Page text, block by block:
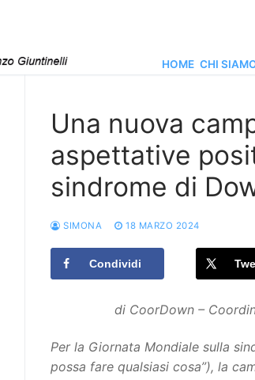
HOME CHI
Una nuova
aspettative
sindrome di
SIMONA 18 MARZO 2024
Condividi
di CoorDown –
Per la Giornata Mondiale sulla
possa fare qualsiasi cosa”), la